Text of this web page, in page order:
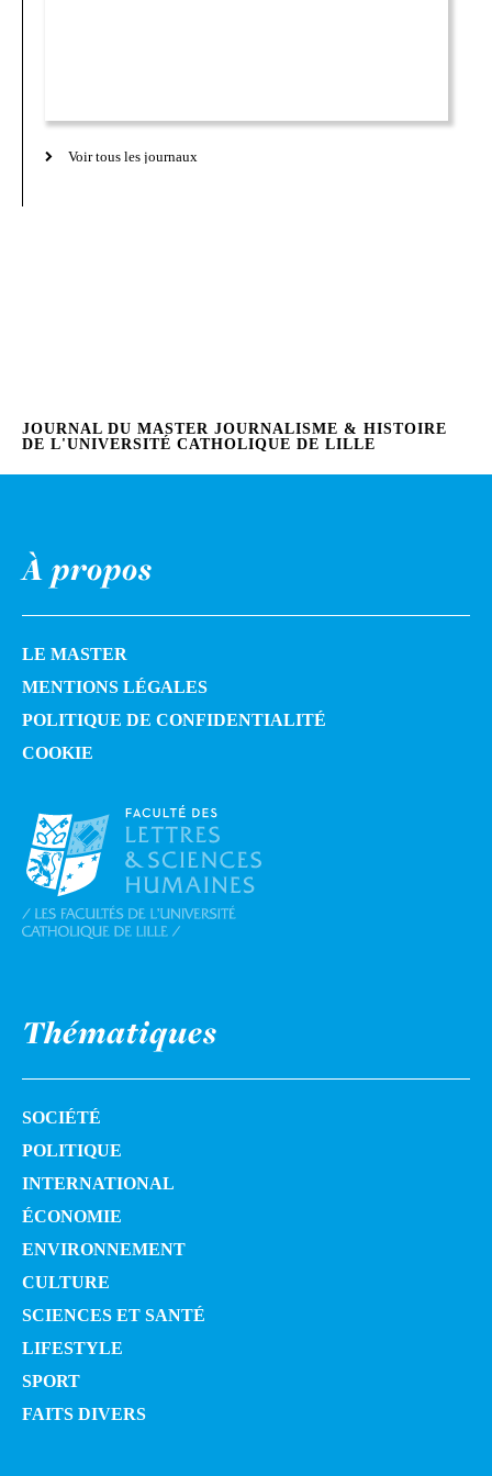
Voir tous les journaux
JOURNAL DU MASTER JOURNALISME & HISTOIRE
DE L'UNIVERSITÉ CATHOLIQUE DE LILLE
À propos
LE MASTER
MENTIONS LÉGALES
POLITIQUE DE CONFIDENTIALITÉ
COOKIE
Thématiques
SOCIÉTÉ
POLITIQUE
INTERNATIONAL
ÉCONOMIE
ENVIRONNEMENT
CULTURE
SCIENCES ET SANTÉ
LIFESTYLE
SPORT
FAITS DIVERS